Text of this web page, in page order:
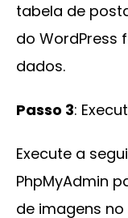
tabela de
do WordPress
dados.
Passo 3:
Execute a
PhpMyAdmin
de imagens